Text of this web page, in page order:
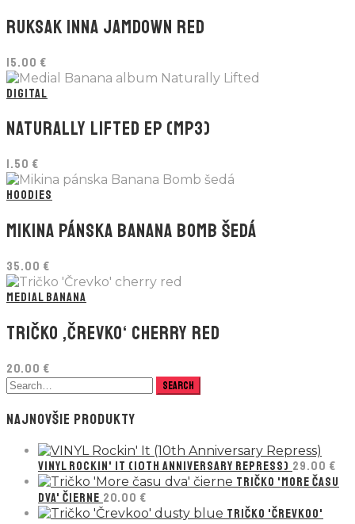
RUKSAK INNA JAMDOWN RED
15.00 €
DIGITAL
NATURALLY LIFTED EP (MP3)
1.50 €
HOODIES
MIKINA PÁNSKA BANANA BOMB ŠEDÁ
35.00 €
MEDIAL BANANA
TRIČKO ‚ČREVKO‘ CHERRY RED
20.00 €
NAJNOVŠIE PRODUKTY
VINYL ROCKIN' IT (10TH ANNIVERSARY REPRESS) 29.00 €
TRIČKO 'MORE ČASU
DVA' ČIERNE 20.00 €
TRIČKO 'ČREVKOO'